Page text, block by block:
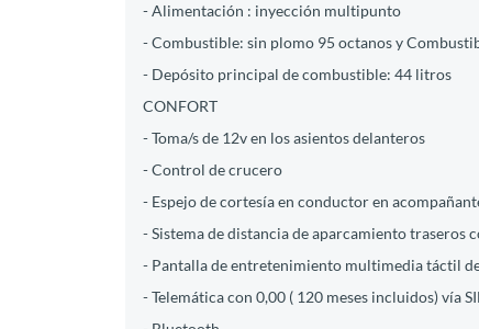
- Alimentación : inyección multipunto
- Combustible: sin plomo 95 octanos y
- Depósito principal de combustible: 44 litros
CONFORT
- Toma/s de 12v en los asientos delanteros
- Control de crucero
- Espejo de cortesía en conductor en
- Sistema de distancia de aparcamiento traseros
- Pantalla de entretenimiento multimedia táctil
- Telemática con 0,00 ( 120 meses incluidos) vía